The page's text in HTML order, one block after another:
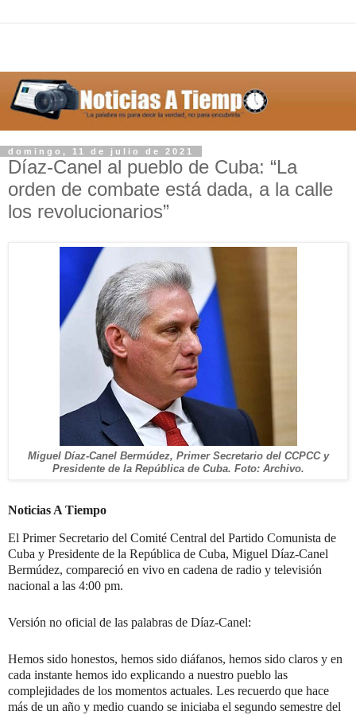
domingo, 11 de julio de 2021
Díaz-Canel al pueblo de Cuba: “La
orden de combate está dada, a la calle
los revolucionarios”
Miguel Díaz-Canel Bermúdez, Primer Secretario del CCPCC y
Presidente de la República de Cuba. Foto: Archivo.
Noticias A Tiempo
El Primer Secretario del Comité Central del Partido Comunista de
Cuba y Presidente de la República de Cuba, Miguel Díaz-Canel
Bermúdez, compareció en vivo en cadena de radio y televisión
nacional a las 4:00 pm.
Versión no oficial de las palabras de Díaz-Canel:
Hemos sido honestos, hemos sido diáfanos, hemos sido claros y en
cada instante hemos ido explicando a nuestro pueblo las
complejidades de los momentos actuales. Les recuerdo que hace
más de un año y medio cuando se iniciaba el segundo semestre del